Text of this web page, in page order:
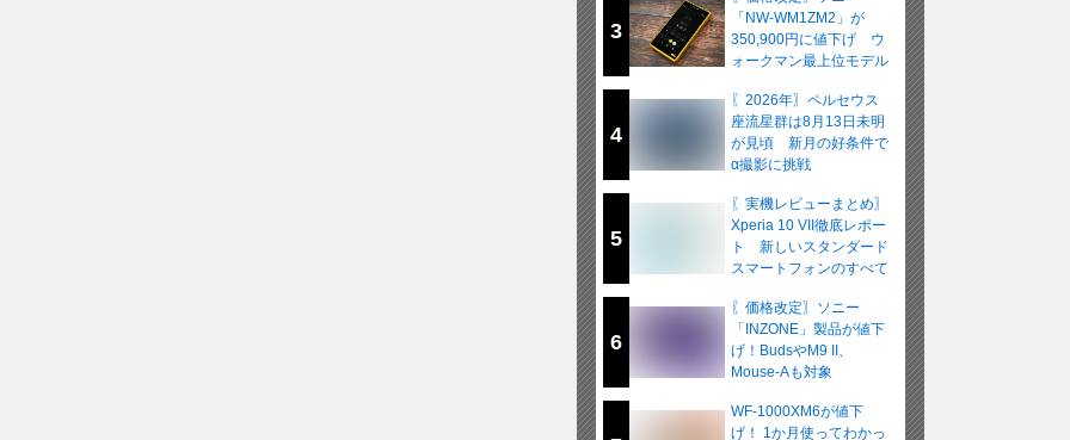
3
「NW-WM1ZM2」が
350,900円に値下げ ウ
ォークマン最上位モデル
4
〖2026年〗ペルセウス
座流星群は8月13日未明
が見頃 新月の好条件で
α撮影に挑戦
5
〖実機レビューまとめ〗
Xperia 10 VII徹底レポー
ト 新しいスタンダード
スマートフォンのすべて
6
〖価格改定〗ソニー
「INZONE」製品が値下
げ！BudsやM9 II、
Mouse-Aも対象
WF-1000XM6が値下
げ！ 1か月使ってわかっ